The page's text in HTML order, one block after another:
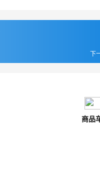
下
商品